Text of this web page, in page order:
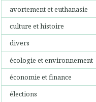
avortement et euthanasie
culture et histoire
divers
écologie et environnement
économie et finance
élections